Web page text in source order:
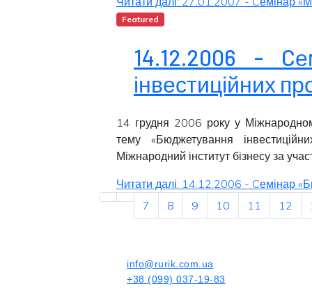
Featured
14.12.2006 -
інвестиційних
14 грудня 2006 року у
тему «Бюджетування
Міжнародний інститут бізнесу за
Читати далі: 14.12.2006 - Cемінар
7
8 9 10 11 12
info@rurik.com.ua
+38 (099) 037-19-83